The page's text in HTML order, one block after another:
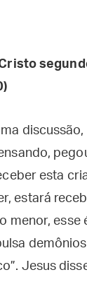
esta
estará
menor, esse
Jesus